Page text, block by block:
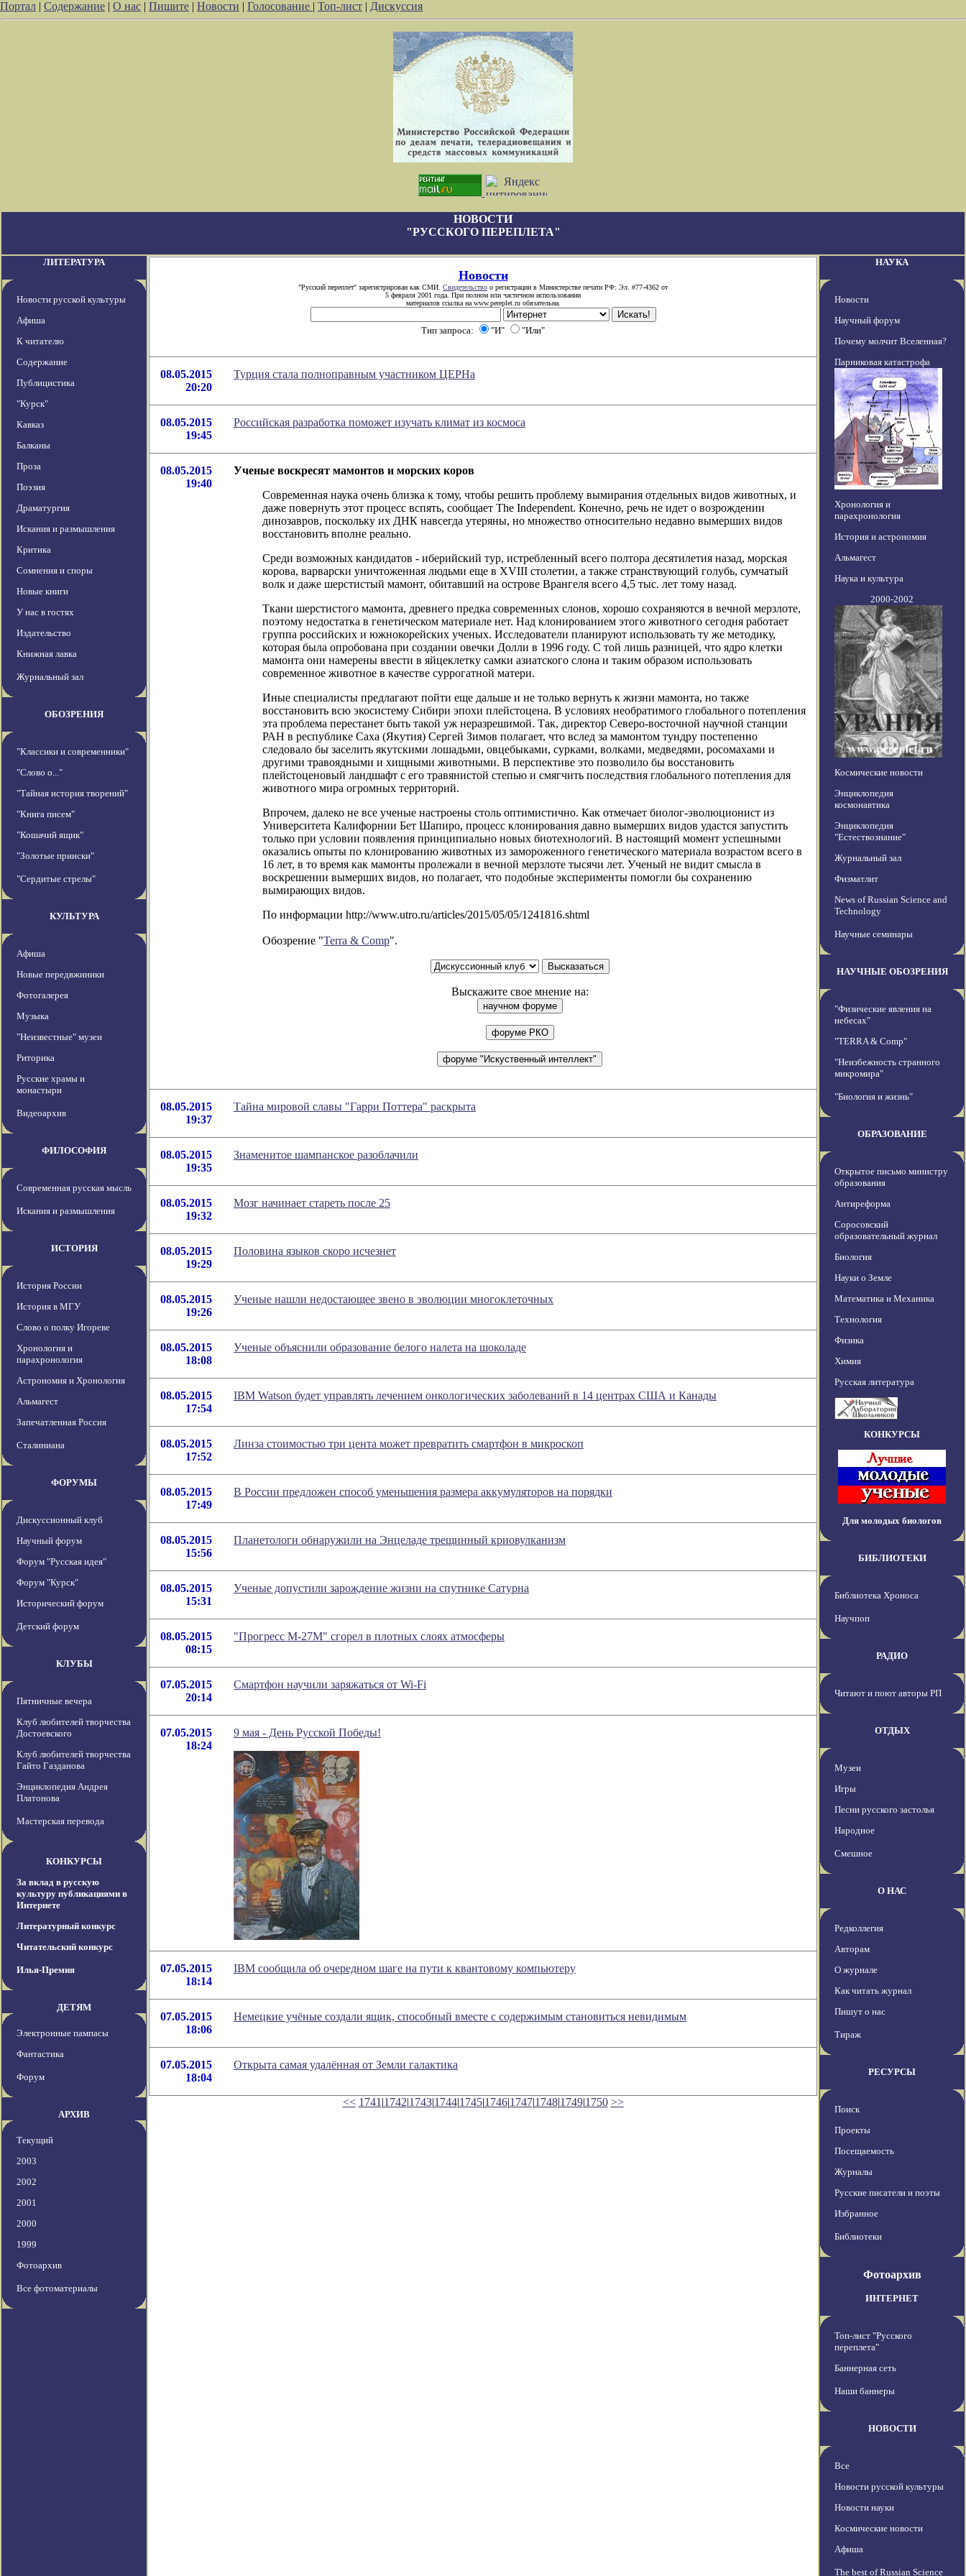
Портал | Содержание | О нас | Пишите | Новости | Голосование | Топ-лист | Дискуссия
НОВОСТИ
"РУССКОГО ПЕРЕПЛЕТА"
ЛИТЕРАТУРА
Новости русской культуры
Афиша
К читателю
Содержание
Публицистика
"Курск"
Кавказ
Балканы
Проза
Поэзия
Драматургия
Искания и размышления
Критика
Сомнения и споры
Новые книги
У нас в гостях
Издательство
Книжная лавка
Журнальный зал
ОБОЗРЕНИЯ
"Классики и современники"
"Слово о..."
"Тайная история творений"
"Книга писем"
"Кошачий ящик"
"Золотые прииски"
"Сердитые стрелы"
КУЛЬТУРА
Афиша
Новые передвжиники
Фотогалерея
Музыка
"Неизвестные" музеи
Риторика
Русские храмы и
монастыри
Видеоархив
ФИЛОСОФИЯ
Современная русская мысль
Искания и размышления
ИСТОРИЯ
История России
История в МГУ
Слово о полку Игореве
Хронология и
парахронология
Астрономия и Хронология
Альмагест
Запечатленная Россия
Сталиниана
ФОРУМЫ
Дискуссионный клуб
Научный форум
Форум "Русская идея"
Форум "Курск"
Исторический форум
Детский форум
КЛУБЫ
Пятничные вечера
Клуб любителей творчества
Достоевского
Клуб любителей творчества
Гайто Газданова
Энциклопедия Андрея
Платонова
Мастерская перевода
КОНКУРСЫ
За вклад в русскую
культуру публикациями в
Интернете
Литературный конкурс
Читательский конкурс
Илья-Премия
ДЕТЯМ
Электронные пампасы
Фантастика
Форум
АРХИВ
Текущий
2003
2002
2001
2000
1999
Фотоархив
Все фотоматериалы
Новости
"Русский переплет" зарегистрирован как СМИ. Свидетельство о регистрации в Министерстве печати РФ: Эл. #77-4362 от
5 февраля 2001 года. При полном или частичном использовании
материалов ссылка на www.pereplet.ru обязательна.
Тип запроса: "И" "Или"
08.05.2015
20:20
Турция стала полноправным участником ЦЕРНа
08.05.2015
19:45
Российская разработка поможет изучать климат из космоса
08.05.2015
19:40
Ученые воскресят мамонтов и морских коров
Современная наука очень близка к тому, чтобы решить проблему вымирания отдельных видов животных, и
даже повернуть этот процесс вспять, сообщает The Independent. Конечно, речь не идет о возрождении
динозавров, поскольку их ДНК навсегда утеряны, но множество относительно недавно вымерших видов
восстановить вполне реально.
Среди возможных кандидатов - иберийский тур, истребленный всего полтора десятилетия назад, морская
корова, варварски уничтоженная людьми еще в XVIII столетии, а также странствующий голубь, сумчатый
волк и даже шерстистый мамонт, обитавший на острове Врангеля всего 4,5 тыс. лет тому назад.
Ткани шерстистого мамонта, древнего предка современных слонов, хорошо сохраняются в вечной мерзлоте,
поэтому недостатка в генетическом материале нет. Над клонированием этого животного сегодня работает
группа российских и южнокорейских ученых. Исследователи планируют использовать ту же методику,
которая была опробована при создании овечки Долли в 1996 году. С той лишь разницей, что ядро клетки
мамонта они намерены ввести в яйцеклетку самки азиатского слона и таким образом использовать
современное животное в качестве суррогатной матери.
Иные специалисты предлагают пойти еще дальше и не только вернуть к жизни мамонта, но также
восстановить всю экосистему Сибири эпохи плейстоцена. В условиях необратимого глобального потепления
эта проблема перестанет быть такой уж неразрешимой. Так, директор Северо-восточной научной станции
РАН в республике Саха (Якутия) Сергей Зимов полагает, что вслед за мамонтом тундру постепенно
следовало бы заселить якутскими лошадьми, овцебыками, сурками, волками, медведями, росомахами и
другими травоядными и хищными животными. В перспективе это позволило бы восстановить
плейстоценовый ландшафт с его травянистой степью и смягчить последствия глобального потепления для
животного мира огромных территорий.
Впрочем, далеко не все ученые настроены столь оптимистично. Как отмечает биолог-эволюционист из
Университета Калифорнии Бет Шапиро, процесс клонирования давно вымерших видов удастся запустить
только при условии появления принципиально новых биотехнологий. В настоящий момент успешными
оказались опыты по клонированию животных из замороженного генетического материала возрастом всего в
16 лет, в то время как мамонты пролежали в вечной мерзлоте тысячи лет. Ученый не видит смысла в
воскрешении вымерших видов, но полагает, что подобные эксперименты помогли бы сохранению
вымирающих видов.
По информации http://www.utro.ru/articles/2015/05/05/1241816.shtml
Обозрение "Terra & Comp".
Выскажите свое мнение на:
08.05.2015
19:37
Тайна мировой славы "Гарри Поттера" раскрыта
08.05.2015
19:35
Знаменитое шампанское разоблачили
08.05.2015
19:32
Мозг начинает стареть после 25
08.05.2015
19:29
Половина языков скоро исчезнет
08.05.2015
19:26
Ученые нашли недостающее звено в эволюции многоклеточных
08.05.2015
18:08
Ученые объяснили образование белого налета на шоколаде
08.05.2015
17:54
IBM Watson будет управлять лечением онкологических заболеваний в 14 центрах США и Канады
08.05.2015
17:52
Линза стоимостью три цента может превратить смартфон в микроскоп
08.05.2015
17:49
В России предложен способ уменьшения размера аккумуляторов на порядки
08.05.2015
15:56
Планетологи обнаружили на Энцеладе трещинный криовулканизм
08.05.2015
15:31
Ученые допустили зарождение жизни на спутнике Сатурна
08.05.2015
08:15
"Прогресс М-27М" сгорел в плотных слоях атмосферы
07.05.2015
20:14
Смартфон научили заряжаться от Wi-Fi
07.05.2015
18:24
9 мая - День Русской Победы!
07.05.2015
18:14
IBM сообщила об очередном шаге на пути к квантовому компьютеру
07.05.2015
18:06
Немецкие учёные создали ящик, способный вместе с содержимым становиться невидимым
07.05.2015
18:04
Открыта самая удалённая от Земли галактика
<< 1741 |1742|1743|1744|1745|1746|1747|1748|1749|1750 >>
НАУКА
Новости
Научный форум
Почему молчит Вселенная?
Парниковая катастрофа
Хронология и
парахронология
История и астрономия
Альмагест
Наука и культура
2000-2002
Космические новости
Энциклопедия
космонавтика
Энциклопедия
"Естествознание"
Журнальный зал
Физматлит
News of Russian Science and
Technology
Научные семинары
НАУЧНЫЕ ОБОЗРЕНИЯ
"Физические явления на
небесах"
"TERRA & Comp"
"Неизбежность странного
микромира"
"Биология и жизнь"
ОБРАЗОВАНИЕ
Открытое письмо министру
образования
Антиреформа
Соросовский
образовательный журнал
Биология
Науки о Земле
Математика и Механика
Технология
Физика
Химия
Русская литература
КОНКУРСЫ
Для молодых биологов
БИБЛИОТЕКИ
Библиотека Хроноса
Научпоп
РАДИО
Читают и поют авторы РП
ОТДЫХ
Музеи
Игры
Песни русского застолья
Народное
Смешное
О НАС
Редколлегия
Авторам
О журнале
Как читать журнал
Пишут о нас
Тираж
РЕСУРСЫ
Поиск
Проекты
Посещаемость
Журналы
Русские писатели и поэты
Избранное
Библиотеки
Фотоархив
ИНТЕРНЕТ
Топ-лист "Русского
переплета"
Баннерная сеть
Наши баннеры
НОВОСТИ
Все
Новости русской культуры
Новости науки
Космические новости
Афиша
The best of Russian Science